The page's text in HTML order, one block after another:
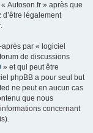
Autoson.fr » après que
légalement
par « logiciel
de discussions
» et qui peut être
phpBB a pour seul but
ne peut en aucun cas
que nous
concernant